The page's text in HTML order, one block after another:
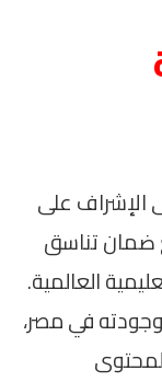
الإشراف على
ضمان تناسق
العالمية.
في مصر،